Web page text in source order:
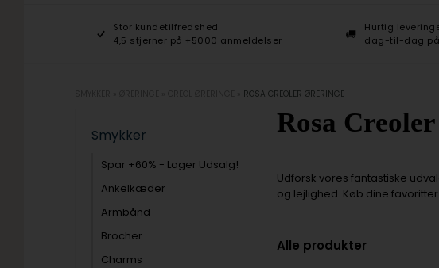
Stor kundetilfredshed
4,5 stjerner på +5000 anmeldelser
Hurtig
dag-til-dag
ROSA CREOLER ØRERINGE
Smykker
Spar +60% - Lager Udsalg!
Ankelkæder
Armbånd
Brocher
Charms
Rosa
Udforsk vores fantastiske
og lejlighed. Køb dine
Alle produkter